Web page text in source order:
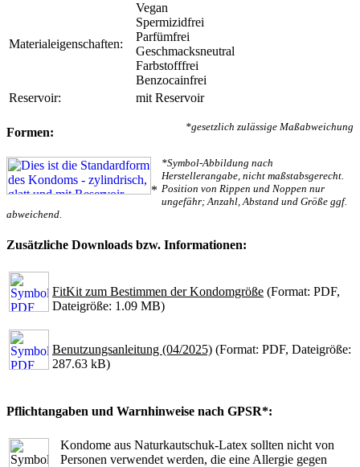
Materialeigenschaften:
Vegan
Spermizidfrei
Parfümfrei
Geschmacksneutral
Farbstofffrei
Benzocainfrei
Reservoir:
mit Reservoir
*gesetzlich zulässige Maßabweichung
Formen:
*
*Symbol-Abbildung nach
Herstellerangabe, nicht maßstabsgerecht.
Position von Rippen und Noppen nur
ungefähr; Anzahl, Abstand und Größe ggf.
abweichend.
Zusätzliche Downloads bzw. Informationen:
FitKit zum Bestimmen der Kondomgröße (Format: PDF,
Dateigröße: 1.09 MB)
Benutzungsanleitung (04/2025) (Format: PDF, Dateigröße:
287.63 kB)
Pflichtangaben und Warnhinweise nach GPSR*:
Kondome aus Naturkautschuk-Latex sollten nicht von
Personen verwendet werden, die eine Allergie gegen